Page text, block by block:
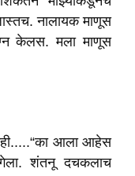
नालायक माणूस
केलस. मला माणूस
आला आहेस
शंतनू दचकलाच